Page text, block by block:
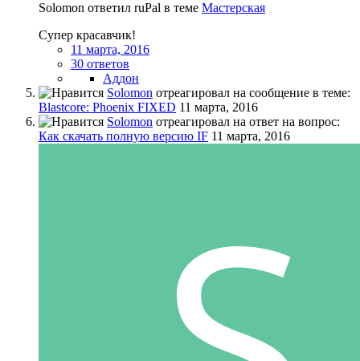
Solomon ответил ruPal в теме Мастерская
Супер красавчик!
11 марта, 2016
30 ответов
Аддон
Solomon отреагировал на сообщение в теме:
Blastcore: Phoenix FIXED 11 марта, 2016
Solomon отреагировал на ответ на вопрос:
Как скачать полную версию IF 11 марта, 2016